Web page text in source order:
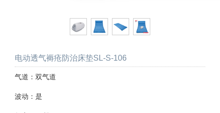
电动透气褥疮防治床垫SL-S-106
气道：双气道
波动：是